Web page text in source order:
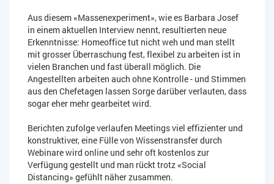
Aus diesem «Massenexperiment», wie es Barbara Josef
in einem aktuellen Interview nennt, resultierten neue
Erkenntnisse: Homeoffice tut nicht weh und man stellt
mit grosser Überraschung fest, flexibel zu arbeiten ist in
vielen Branchen und fast überall möglich. Die
Angestellten arbeiten auch ohne Kontrolle - und Stimmen
aus den Chefetagen lassen Sorge darüber verlauten, dass
sogar eher mehr gearbeitet wird.
Berichten zufolge verlaufen Meetings viel effizienter und
konstruktiver, eine Fülle von Wissenstransfer durch
Webinare wird online und sehr oft kostenlos zur
Verfügung gestellt und man rückt trotz «Social
Distancing» gefühlt näher zusammen.